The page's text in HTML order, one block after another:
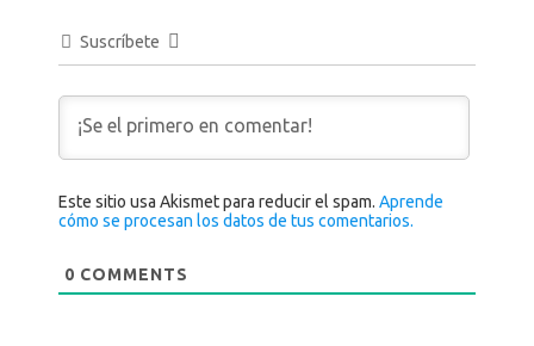
Suscríbete
Este sitio usa Akismet para reducir el spam.Aprende
cómo se procesan los datos de tus comentarios.
0 COMMENTS